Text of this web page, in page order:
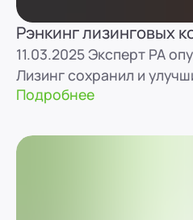
Рэнкинг лизинговых
11.03.2025 Эксперт РА
Лизинг сохранил и
Подробнее